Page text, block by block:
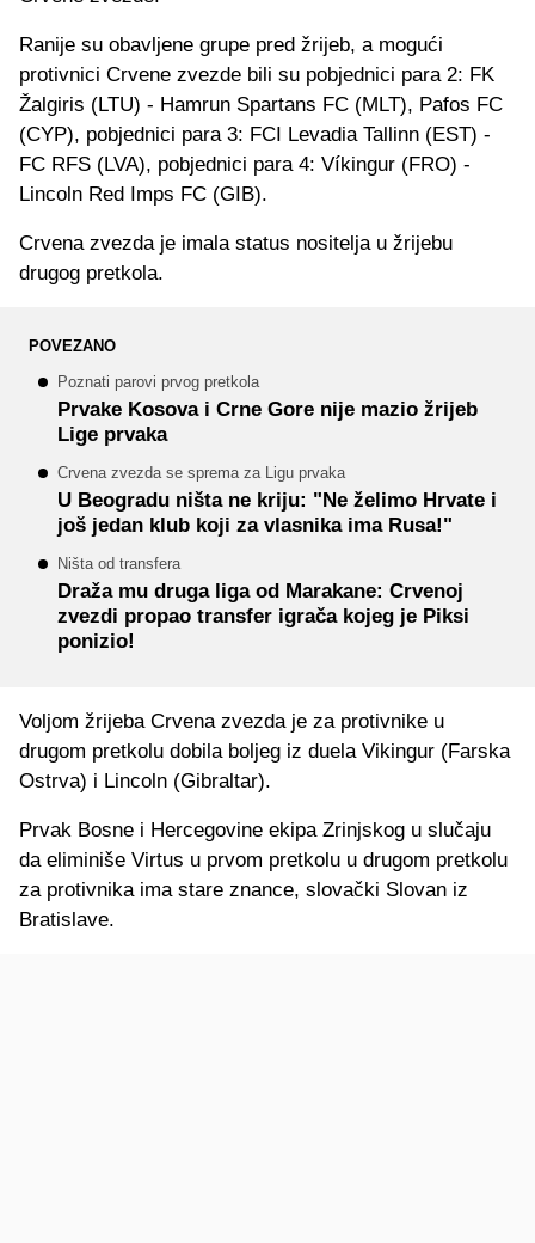
Ranije su obavljene grupe pred žrijeb, a mogući
protivnici Crvene zvezde bili su pobjednici para 2: FK
Žalgiris (LTU) - Hamrun Spartans FC (MLT), Pafos FC
(CYP), pobjednici para 3: FCI Levadia Tallinn (EST) -
FC RFS (LVA), pobjednici para 4: Víkingur (FRO) -
Lincoln Red Imps FC (GIB).
Crvena zvezda je imala status nositelja u žrijebu
drugog pretkola.
POVEZANO
Poznati parovi prvog pretkola
Prvake Kosova i Crne Gore nije mazio žrijeb
Lige prvaka
Crvena zvezda se sprema za Ligu prvaka
U Beogradu ništa ne kriju: "Ne želimo Hrvate i
još jedan klub koji za vlasnika ima Rusa!"
Ništa od transfera
Draža mu druga liga od Marakane: Crvenoj
zvezdi propao transfer igrača kojeg je Piksi
ponizio!
Voljom žrijeba Crvena zvezda je za protivnike u
drugom pretkolu dobila boljeg iz duela Vikingur (Farska
Ostrva) i Lincoln (Gibraltar).
Prvak Bosne i Hercegovine ekipa Zrinjskog u slučaju
da eliminiše Virtus u prvom pretkolu u drugom pretkolu
za protivnika ima stare znance, slovački Slovan iz
Bratislave.